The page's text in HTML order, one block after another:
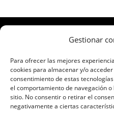
Gestionar
Para ofrecer las mejores
cookies para almacenar y/o
consentimiento de estas
el comportamiento de navegación
sitio. No consentir o retirar el
negativamente a ciertas
ORGANIZA: ASOCIACIÓN
AVISO LEGAL
POLÍTICA DE PRIVACIDAD
BASES DEL CONCURSO
POLÍTICA DE COOKIES